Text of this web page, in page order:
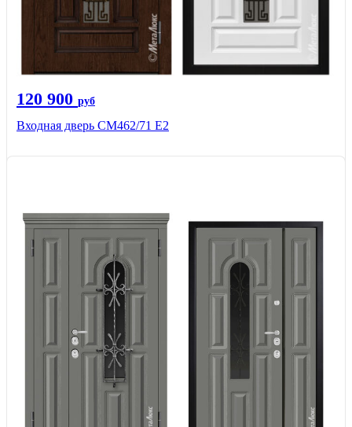
120 900 руб
Входная дверь СМ462/71 Е2